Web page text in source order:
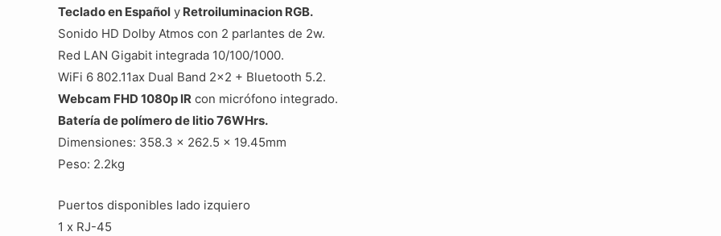
Teclado en Español y Retroiluminacion RGB.
Sonido HD Dolby Atmos con 2 parlantes de 2w.
Red LAN Gigabit integrada 10/100/1000.
WiFi 6 802.11ax Dual Band 2×2 + Bluetooth 5.2.
Webcam FHD 1080p IR con micrófono integrado.
Batería de polímero de litio 76WHrs.
Dimensiones: 358.3 x 262.5 x 19.45mm
Peso: 2.2kg
Puertos disponibles lado izquiero
1 x RJ-45